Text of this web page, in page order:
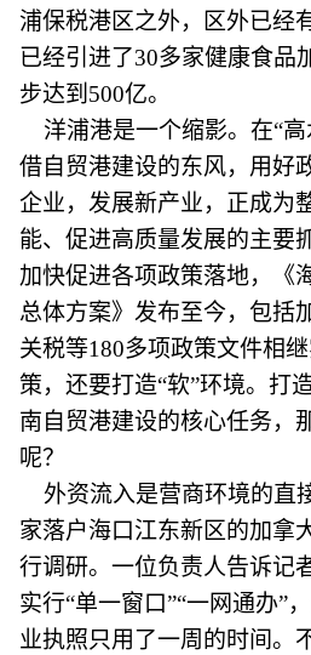
浦保税港区之外，区外已经
已经引进了30多家健康食品
步达到500亿。
洋浦港是一个缩影。在“高
借自贸港建设的东风，用好
企业，发展新产业，正成为
能、促进高质量发展的主要
加快促进各项政策落地，《
总体方案》发布至今，包括
关税等180多项政策文件相
策，还要打造“软”环境。打
南自贸港建设的核心任务，
呢？
外资流入是营商环境的直
家落户海口江东新区的加拿
行调研。一位负责人告诉记
实行“单一窗口”“一网通办”
业执照只用了一周的时间。